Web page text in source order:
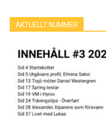
AKTUELLT NUMMER